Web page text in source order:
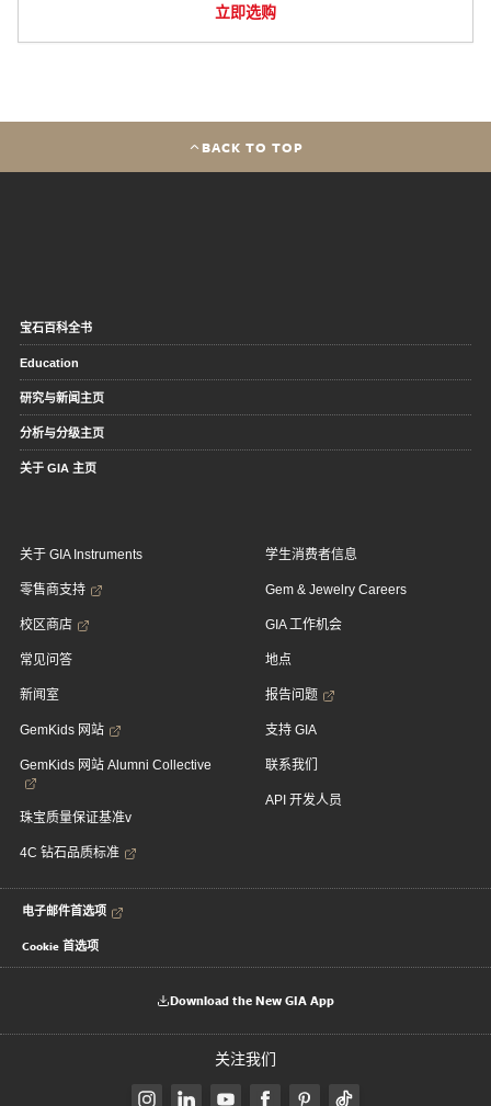
立即选购
BACK TO TOP
宝石百科全书
Education
研究与新闻主页
分析与分级主页
关于 GIA 主页
关于 GIA Instruments
零售商支持
校区商店
常见问答
新闻室
GemKids 网站
GemKids 网站 Alumni Collective
珠宝质量保证基准v
4C 钻石品质标准
学生消费者信息
Gem & Jewelry Careers
GIA 工作机会
地点
报告问题
支持 GIA
联系我们
API 开发人员
电子邮件首选项
Cookie 首选项
Download the New GIA App
关注我们